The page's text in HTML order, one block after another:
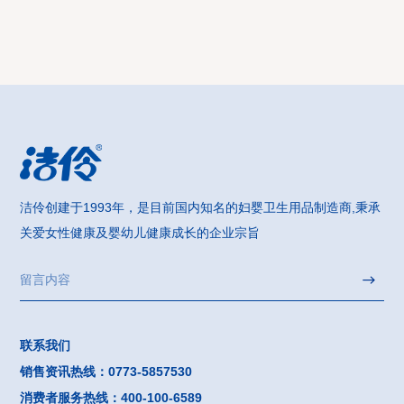
洁伶创建于1993年，是目前国内知名的妇婴卫生用品制造商,秉承
关爱女性健康及婴幼儿健康成长的企业宗旨
联系我们
销售资讯热线：0773-5857530
消费者服务热线：400-100-6589